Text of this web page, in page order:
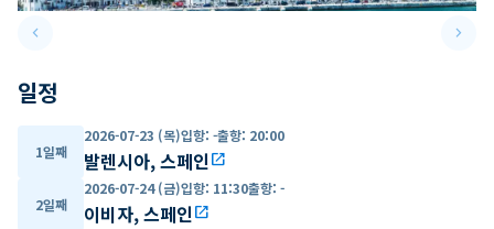
keyboard_arrow_leftPrevious slide keyboard_arrow_right
일정
1일째
2026-07-23 (목)입항: -출항: 20:00
발렌시아, 스페인open_in_new
2일째
2026-07-24 (금)입항: 11:30출항: -
이비자, 스페인open_in_new